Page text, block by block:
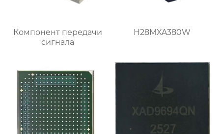
Компонент передачи
сигнала
H28MXA380W